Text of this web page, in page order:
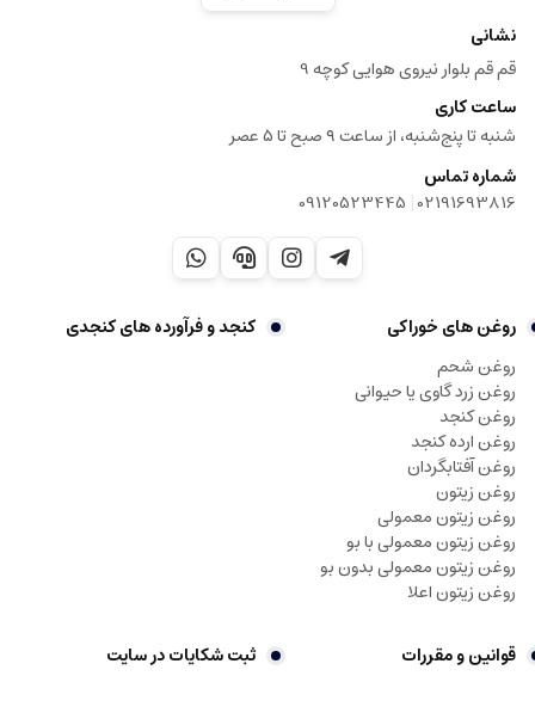
نشانی
قم قم بلوار نیروی هوایی کوچه 9
ساعت کاری
شنبه تا پنج‌شنبه، از ساعت ۹ صبح تا ۵ عصر
شماره تماس
02191693816
|
09120523445
روغن های خوراکی
روغن شحم
روغن زرد گاوی یا حیوانی
روغن کنجد
روغن ارده کنجد
روغن آفتابگردان
روغن زیتون
روغن زیتون معمولی
روغن زیتون معمولی با بو
روغن زیتون معمولی بدون بو
روغن زیتون اعلا
کنجد و فرآورده های کنجدی
قوانین و مقررات ثبت شکایات در سایت